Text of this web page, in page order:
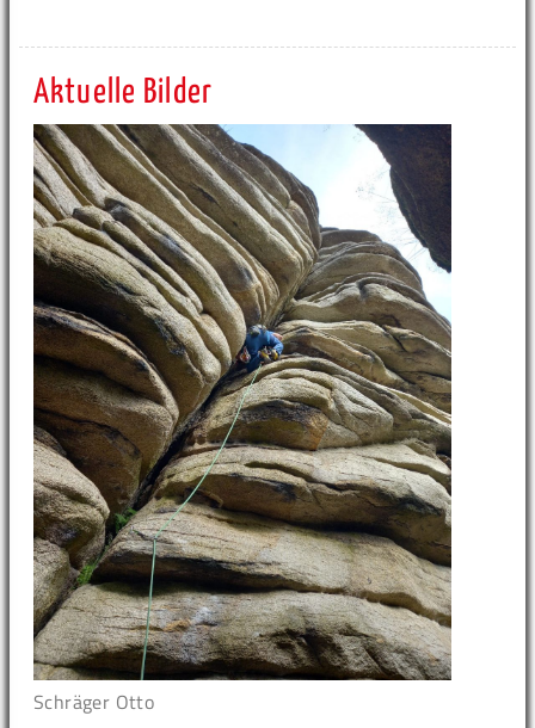
Aktuelle Bilder
Schräger Otto